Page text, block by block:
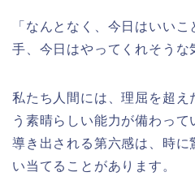
「なんとなく、今日はいい
手、今日はやってくれそうな
私たち人間には、理屈を超え
う素晴らしい能力が備わって
導き出される第六感は、時に
い当てることがあります。